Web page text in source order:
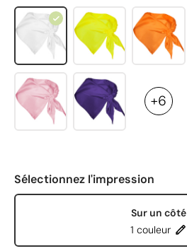
+6
Sélectionnez l'impression
Sur un côté
1 couleur